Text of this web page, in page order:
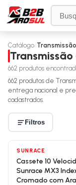
Catálogo Transmissão
662 produtos
662 produtos de
entrega nacional e
cadastrados.
Filtros
SUNRACE
Cassete 10
Sunrace MX3
Cromado com